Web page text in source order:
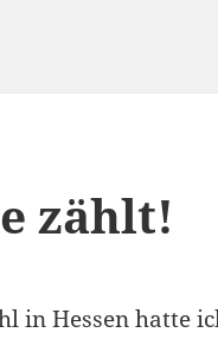
zählt!
in Hessen hatte